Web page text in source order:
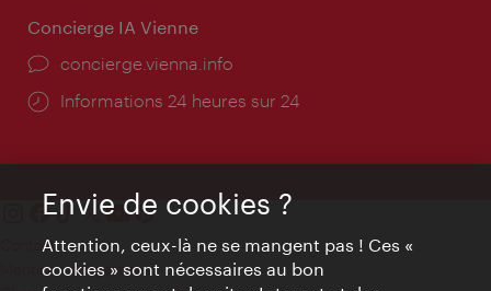
Concierge IA Vienne
Ort:
concierge.vienna.info
Öffnungszeiten:
Informations 24 heures sur 24
Contact
Mentions obligatoires
Envie de cookies ?
Attention, ceux-là ne se mangent pas ! Ces «
cookies » sont nécessaires au bon